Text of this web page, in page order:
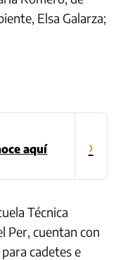
Elsa Galarza;
aquí
›
Técnica
Per, cuentan con
cadetes e